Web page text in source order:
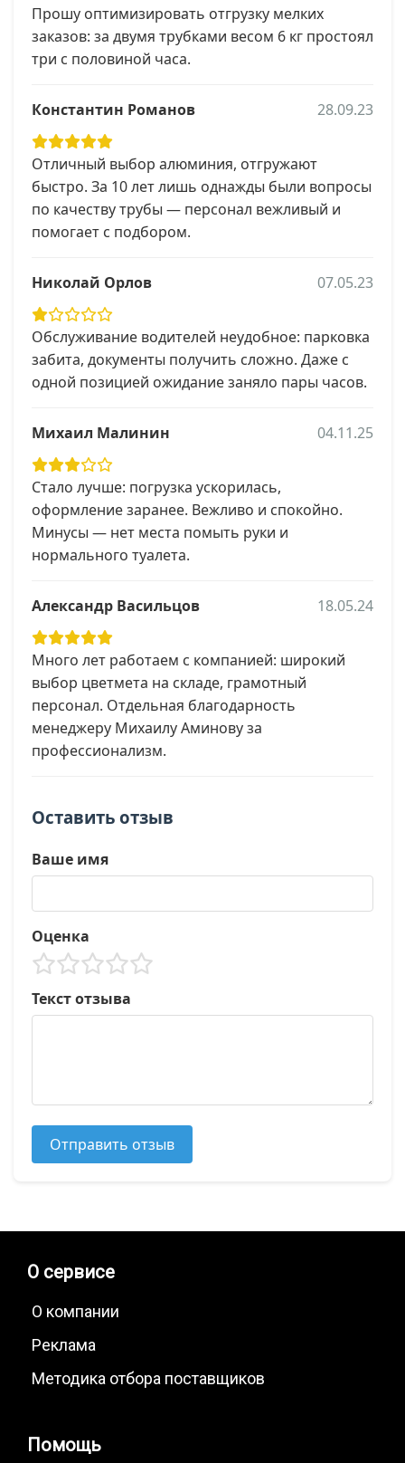
Прошу оптимизировать отгрузку мелких
заказов: за двумя трубками весом 6 кг простоял
три с половиной часа.
Константин Романов 28.09.23
Отличный выбор алюминия, отгружают
быстро. За 10 лет лишь однажды были вопросы
по качеству трубы — персонал вежливый и
помогает с подбором.
Николай Орлов 07.05.23
Обслуживание водителей неудобное: парковка
забита, документы получить сложно. Даже с
одной позицией ожидание заняло пары часов.
Михаил Малинин 04.11.25
Стало лучше: погрузка ускорилась,
оформление заранее. Вежливо и спокойно.
Минусы — нет места помыть руки и
нормального туалета.
Александр Васильцов 18.05.24
Много лет работаем с компанией: широкий
выбор цветмета на складе, грамотный
персонал. Отдельная благодарность
менеджеру Михаилу Аминову за
профессионализм.
Оставить отзыв
Ваше имя
Оценка
Текст отзыва
Отправить отзыв
О сервисе
О компании
Реклама
Методика отбора поставщиков
Помощь